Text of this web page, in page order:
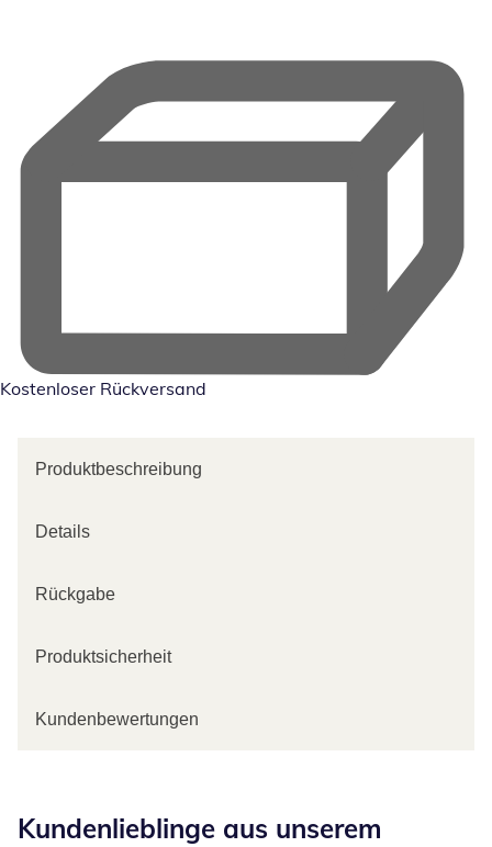
Kostenloser Rückversand
Produktbeschreibung
Details
Rückgabe
Produktsicherheit
Kundenbewertungen
Kundenlieblinge aus unserem